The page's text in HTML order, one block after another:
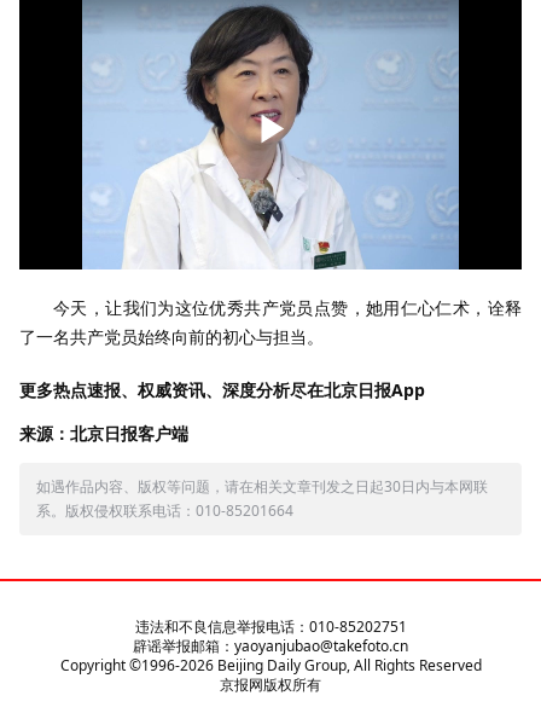
今天，让我们为这位优秀共产党员点赞，她用仁心仁术，诠释
了一名共产党员始终向前的初心与担当。
更多热点速报、权威资讯、深度分析尽在北京日报App
来源：北京日报客户端
如遇作品内容、版权等问题，请在相关文章刊发之日起30日内与本网联
系。版权侵权联系电话：010-85201664
违法和不良信息举报电话：010-85202751
辟谣举报邮箱：yaoyanjubao@takefoto.cn
Copyright ©1996-2026Beijing Daily Group, All Rights Reserved
京报网版权所有